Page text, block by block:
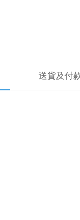
送貨及付